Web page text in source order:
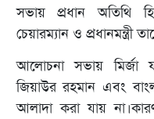
সভায় প্রধান অতিথি
চেয়ারম্যান ও প্রধানমন্ত্রী
আলোচনা সভায়
জিয়াউর রহমান এবং
আলাদা করা যায়